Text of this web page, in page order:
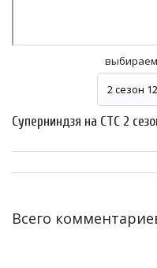
Суперниндзя на СТС 2
Всего